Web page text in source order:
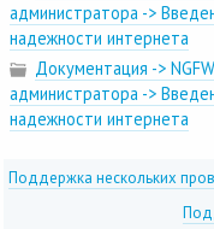
администратора ->
надежности интернета
Документация ->
администратора ->
надежности интернета
Поддержка нескольких